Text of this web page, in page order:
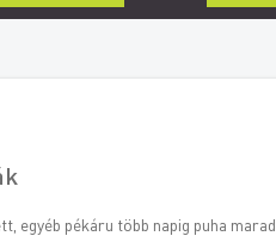
egyéb pékáru több napig puha marad.